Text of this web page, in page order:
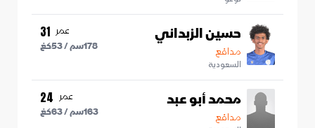
حسين الزبداني
مدافع
السعودية
عمر 31
178سم /53كغ
محمد أبو عبد
مدافع
عمر 24
163سم /63كغ